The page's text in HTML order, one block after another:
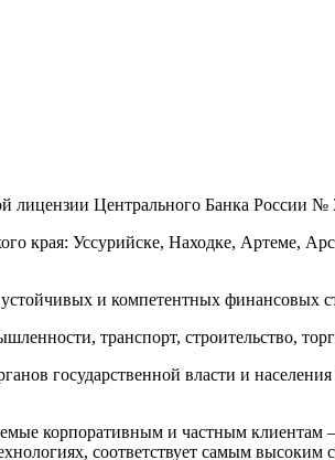
лицензии Центрального Банка России №
края: Уссурийске, Находке, Артеме,
и компетентных финансовых
транспорт, строительство,
государственной власти и
корпоративным и частным
соответствует самым высоким